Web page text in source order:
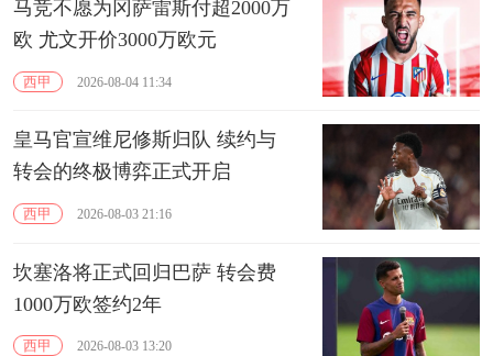
马竞不愿为冈萨雷斯付超2000万
欧 尤文开价3000万欧元
西甲 2026-08-04 11:34
皇马官宣维尼修斯归队 续约与
转会的终极博弈正式开启
西甲 2026-08-03 21:16
坎塞洛将正式回归巴萨 转会费
1000万欧签约2年
西甲 2026-08-03 13:20